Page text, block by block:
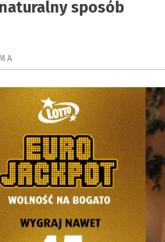
sposób